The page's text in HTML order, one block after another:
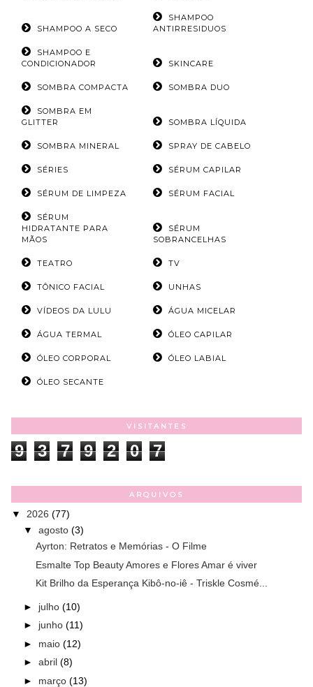
SHAMPOO A SECO
SHAMPOO
ANTIRRESIDUOS
SHAMPOO E
CONDICIONADOR
SKINCARE
SOMBRA COMPACTA SOMBRA DUO
SOMBRA EM
GLITTER
SOMBRA LÍQUIDA
SOMBRA MINERAL SPRAY DE CABELO
SÉRIES SÉRUM CAPILAR
SÉRUM DE LIMPEZA SÉRUM FACIAL
SÉRUM
HIDRATANTE PARA
MÃOS
SÉRUM
SOBRANCELHAS
TEATRO TV
TÔNICO FACIAL UNHAS
VÍDEOS DA LULU ÁGUA MICELAR
ÁGUA TERMAL ÓLEO CAPILAR
ÓLEO CORPORAL ÓLEO LABIAL
ÓLEO SECANTE
VISITANTES
9 3 7 9 2 0 7
ARQUIVOS
▼ 2026 (77)
▼ agosto (3)
Ayrton: Retratos e Memórias - O Filme
Esmalte Top Beauty Amores e Flores Amar é viver
Kit Brilho da Esperança Kibô-no-iê - Triskle Cosmé...
► julho (10)
► junho (11)
► maio (12)
► abril (8)
► março (13)